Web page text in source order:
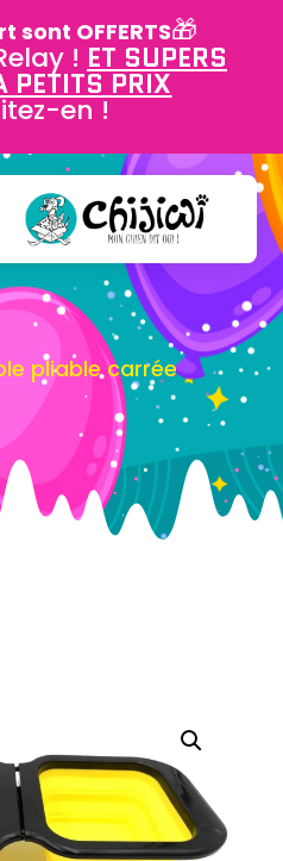
sont OFFERTS🎁
! ET SUPERS
PETITS PRIX
en !
pliable carrée